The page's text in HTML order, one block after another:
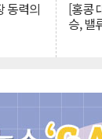
동력의 [홍콩
승, 밸